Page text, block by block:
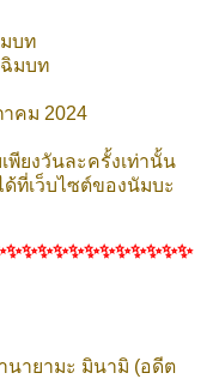
บท
ฉิมบท
คม 2024
ยงวันละครั้งเท่านั้น
ที่เว็บไซต์ของนัมบะ
ายามะ มินามิ (อดีต